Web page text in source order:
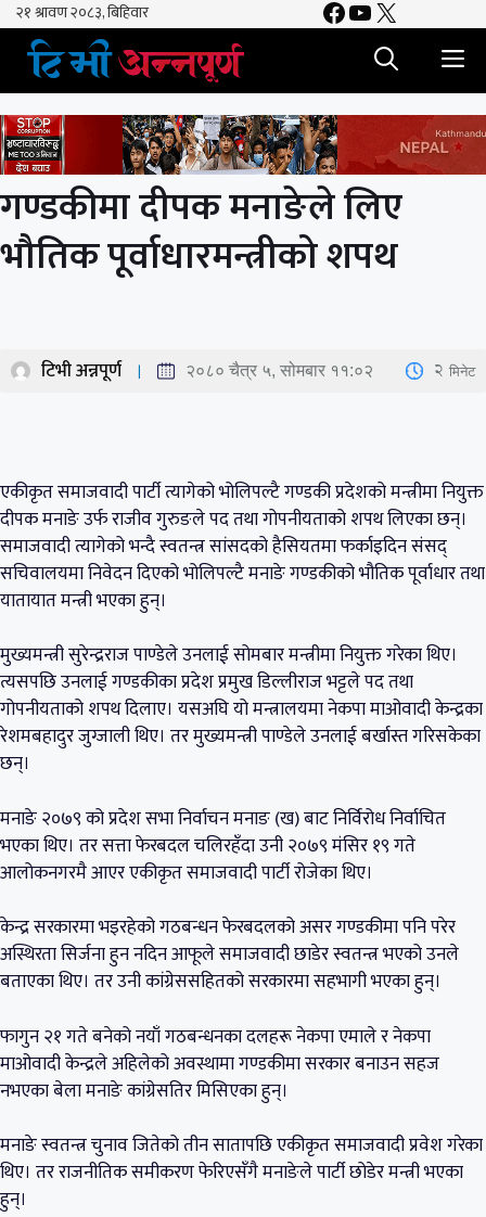
Skip
content
Facebook
YouTube
X
गण्डकीमा दीपक मनाङेले लिए
भौतिक पूर्वाधारमन्त्रीको शपथ
टिभी अन्नपूर्ण २०८० चैत्र ५, सोमबार ११:०२ 2 मिनेट
एकीकृत समाजवादी पार्टी त्यागेको भोलिपल्टै गण्डकी प्रदेशको मन्त्रीमा नियुक्त
दीपक मनाङे उर्फ राजीव गुरुङले पद तथा गोपनीयताको शपथ लिएका छन्।
समाजवादी त्यागेको भन्दै स्वतन्त्र सांसदको हैसियतमा फर्काइदिन संसद्
सचिवालयमा निवेदन दिएको भोलिपल्टै मनाङे गण्डकीको भौतिक पूर्वाधार तथा
यातायात मन्त्री भएका हुन्।
मुख्यमन्त्री सुरेन्द्रराज पाण्डेले उनलाई सोमबार मन्त्रीमा नियुक्त गरेका थिए।
त्यसपछि उनलाई गण्डकीका प्रदेश प्रमुख डिल्लीराज भट्टले पद तथा
गोपनीयताको शपथ दिलाए। यसअघि यो मन्त्रालयमा नेकपा माओवादी केन्द्रका
रेशमबहादुर जुग्जाली थिए। तर मुख्यमन्त्री पाण्डेले उनलाई बर्खास्त गरिसकेका
छन्।
मनाङे २०७९ को प्रदेश सभा निर्वाचन मनाङ (ख) बाट निर्विरोध निर्वाचित
भएका थिए। तर सत्ता फेरबदल चलिरहँदा उनी २०७९ मंसिर १९ गते
आलोकनगरमै आएर एकीकृत समाजवादी पार्टी रोजेका थिए।
केन्द्र सरकारमा भइरहेको गठबन्धन फेरबदलको असर गण्डकीमा पनि परेर
अस्थिरता सिर्जना हुन नदिन आफूले समाजवादी छाडेर स्वतन्त्र भएको उनले
बताएका थिए। तर उनी कांग्रेससहितको सरकारमा सहभागी भएका हुन्।
फागुन २१ गते बनेको नयाँ गठबन्धनका दलहरू नेकपा एमाले र नेकपा
माओवादी केन्द्रले अहिलेको अवस्थामा गण्डकीमा सरकार बनाउन सहज
नभएका बेला मनाङे कांग्रेसतिर मिसिएका हुन्।
मनाङे स्वतन्त्र चुनाव जितेको तीन सातापछि एकीकृत समाजवादी प्रवेश गरेका
थिए। तर राजनीतिक समीकरण फेरिएसँगै मनाङेले पार्टी छोडेर मन्त्री भएका
हुन्।